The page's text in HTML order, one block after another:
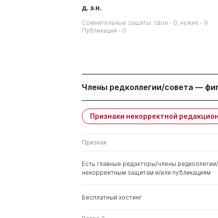
д. э.н.
Сомнительные защиты: свои - 0, чужие - 9
Публикации - 0
Члены редколлегии/совета —
Имя Степень
Лукинский Валерий
Сергеевич
Проценко Олег
Дмитриевич
Признаки некорректной
Признак
Есть главные редакторы/члены
некорректным защитам и/или публикациям
Бесплатный хостинг